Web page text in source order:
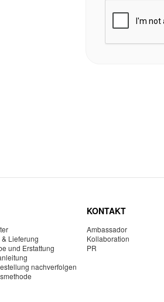
Lieferung
und Erstattung
nachverfolgen
KONTAKT
Ambassador
Kollaboration
PR